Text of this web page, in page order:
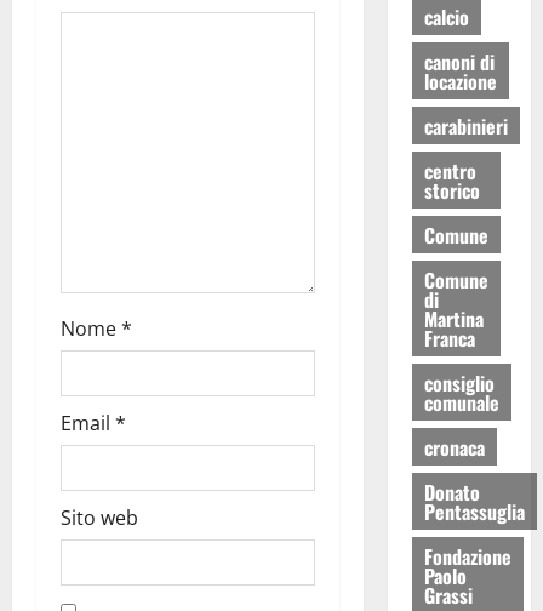
Nome*
Email *
Sito web
calcio
canoni di
locazione
carabinieri
centro
storico
Comune
Comune
di
Martina
Franca
consiglio
comunale
cronaca
Donato
Pentassuglia
Fondazione
Paolo
Grassi